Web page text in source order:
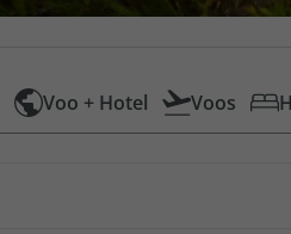
Voo + Hotel Voos